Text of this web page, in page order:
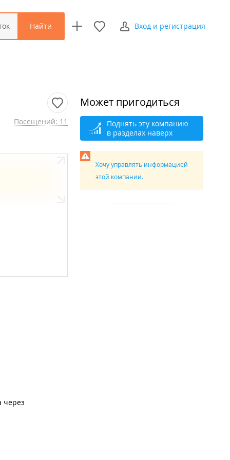
Найти Вход и регистрация
Посещений: 11
через
Может пригодиться
Поднять эту компанию
в разделах наверх
Хочу управлять информацией
этой компании.